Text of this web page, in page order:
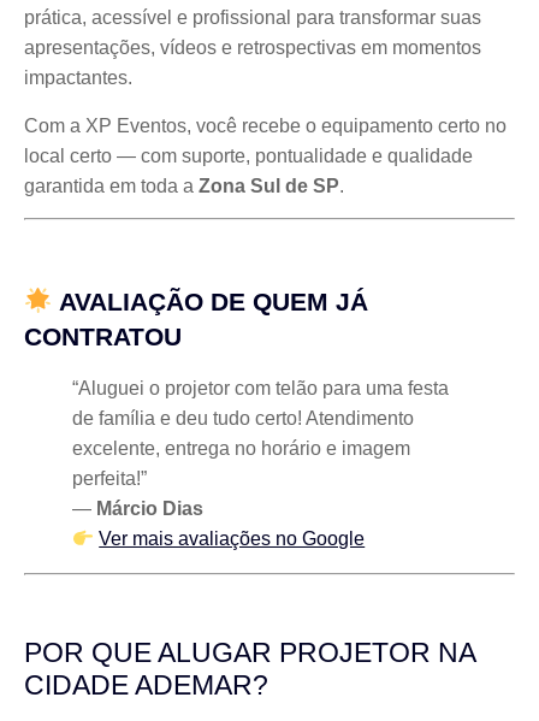
prática, acessível e profissional para transformar suas
apresentações, vídeos e retrospectivas em momentos
impactantes.
Com a XP Eventos, você recebe o equipamento certo no
local certo — com suporte, pontualidade e qualidade
garantida em toda a Zona Sul de SP.
AVALIAÇÃO DE QUEM JÁ
CONTRATOU
“Aluguei o projetor com telão para uma festa
de família e deu tudo certo! Atendimento
excelente, entrega no horário e imagem
perfeita!”
— Márcio Dias
Ver mais avaliações no Google
POR QUE ALUGAR PROJETOR NA
CIDADE ADEMAR?